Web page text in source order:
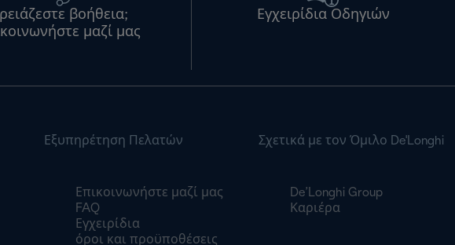
βοήθεια;
μαζί μας
Εγχειρίδια Οδηγιών
Εξυπηρέτηση Πελατών
Επικοινωνήστε μαζί μας
FAQ
Εγχειρίδια
όροι και προϋποθέσεις
Σχετικά με τον Όμιλο De'Longhi
De’Longhi Group
Καριέρα